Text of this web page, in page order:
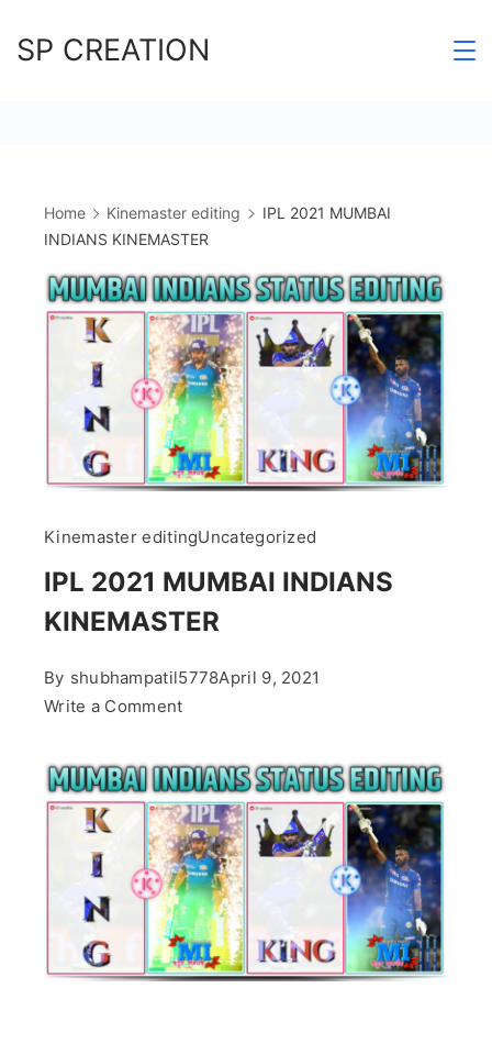
toSP CREATION
Home Kinemaster editing
IPL 2021 MUMBAI
INDIANS KINEMASTER
Kinemaster editingUncategorized
IPL 2021 MUMBAI INDIANS
KINEMASTER
By shubhampatil5778April 9, 2021
Write a Commenton
2021
MUMBAI
INDIANS
KINEMASTER